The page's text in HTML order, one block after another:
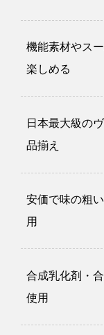
機能素材やス
楽しめる
日本最大級の
品揃え
安価で味の粗
用
合成乳化剤・
使用